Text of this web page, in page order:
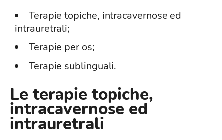
Terapie topiche, intracavernose ed
intrauretrali;
Terapie per os;
Terapie sublinguali.
Le terapie topiche,
intracavernose ed
intrauretrali